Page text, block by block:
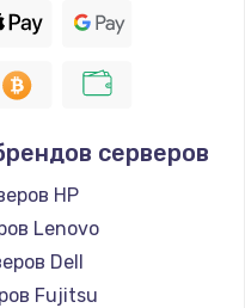
пленкой
серверов
HP
Lenovo
Dell
Fujitsu